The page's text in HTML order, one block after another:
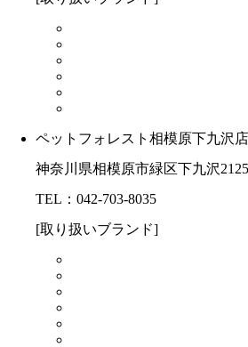
ペットフォレスト相模原下九沢店
神奈川県相模原市緑区下九沢
TEL：042-703-8035
[取り扱いブランド]